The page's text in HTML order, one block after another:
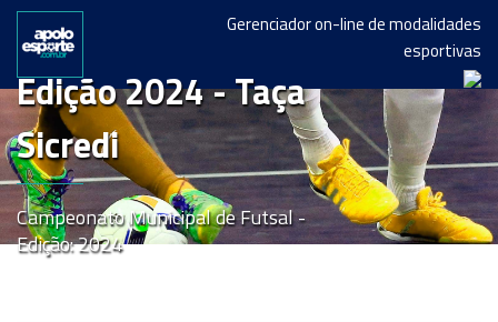
Gerenciador on-line de modalidades
esportivas
Edição 2024 - Taça
Sicredi
Campeonato Municipal de Futsal -
Edição: 2024